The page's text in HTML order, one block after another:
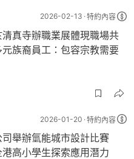
2026-02-13 特約內容
真寺辦職業展體現職場共
族裔員工：包容宗教需要
2026-01-20 特約內容
司舉辦氫能城市設計比賽
高小學生探索應用潛力